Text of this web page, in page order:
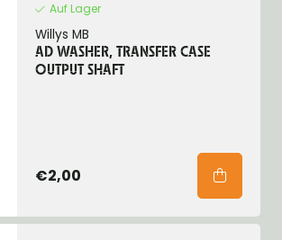
Auf Lager
Willys MB
AD WASHER, TRANSFER CASE
OUTPUT SHAFT
€2,00